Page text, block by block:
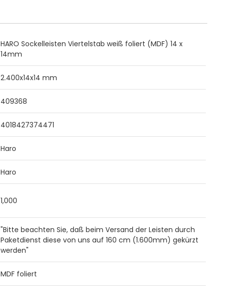
HARO Sockelleisten Viertelstab weiß foliert (MDF) 14 x
14mm
2.400x14x14 mm
409368
4018427374471
Haro
Haro
1,000
"Bitte beachten Sie, daß beim Versand der Leisten durch
Paketdienst diese von uns auf 160 cm (1.600mm) gekürzt
werden"
MDF foliert